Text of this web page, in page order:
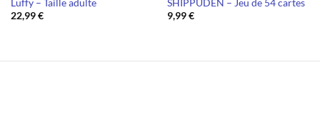
Luffy – Taille adulte
22,99€
SHIPPUDEN – Jeu de 54 cartes
9,99€